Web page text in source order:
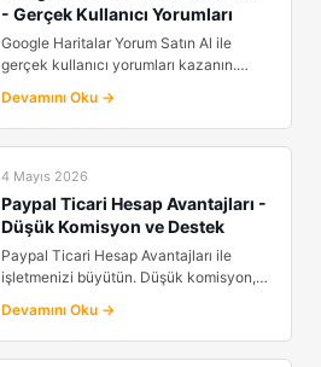
- Gerçek Kullanıcı Yorumları
Google Haritalar Yorum Satın Al ile
gerçek kullanıcı yorumları kazanın.
Devamını Oku →
4 Mayıs 2026
Paypal Ticari Hesap Avantajları -
Düşük Komisyon ve Destek
Paypal Ticari Hesap Avantajları ile
işletmenizi büyütün. Düşük komisyon,
Devamını Oku →